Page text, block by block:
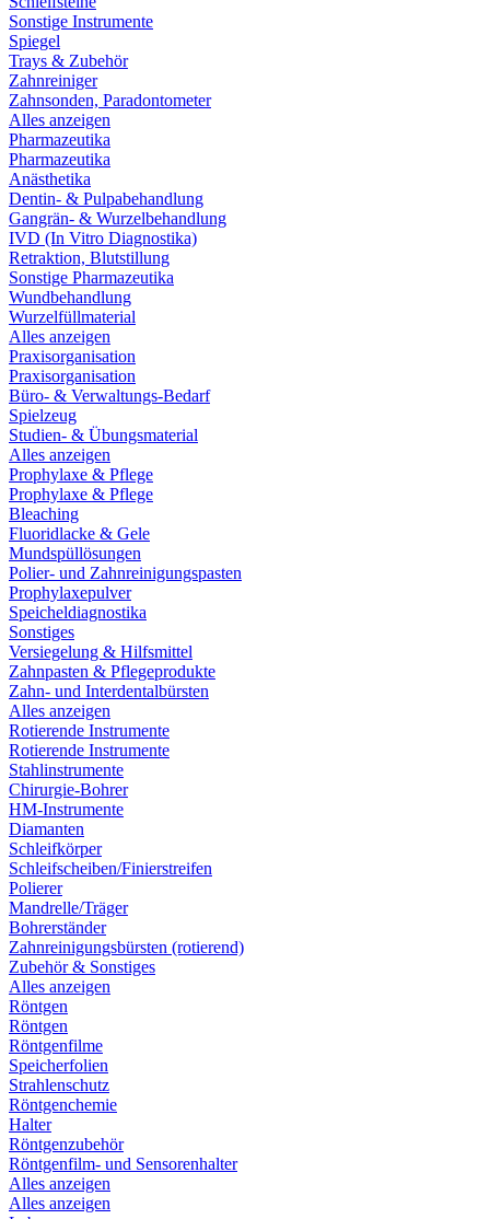
Sonstige Instrumente
Spiegel
Trays & Zubehör
Zahnreiniger
Zahnsonden, Paradontometer
Alles anzeigen
Pharmazeutika
Pharmazeutika
Anästhetika
Dentin- & Pulpabehandlung
Gangrän- & Wurzelbehandlung
IVD (In Vitro Diagnostika)
Retraktion, Blutstillung
Sonstige Pharmazeutika
Wundbehandlung
Wurzelfüllmaterial
Alles anzeigen
Praxisorganisation
Praxisorganisation
Büro- & Verwaltungs-Bedarf
Spielzeug
Studien- & Übungsmaterial
Alles anzeigen
Prophylaxe & Pflege
Prophylaxe & Pflege
Bleaching
Fluoridlacke & Gele
Mundspüllösungen
Polier- und Zahnreinigungspasten
Prophylaxepulver
Speicheldiagnostika
Sonstiges
Versiegelung & Hilfsmittel
Zahnpasten & Pflegeprodukte
Zahn- und Interdentalbürsten
Alles anzeigen
Rotierende Instrumente
Rotierende Instrumente
Stahlinstrumente
Chirurgie-Bohrer
HM-Instrumente
Diamanten
Schleifkörper
Schleifscheiben/Finierstreifen
Polierer
Mandrelle/Träger
Bohrerständer
Zahnreinigungsbürsten (rotierend)
Zubehör & Sonstiges
Alles anzeigen
Röntgen
Röntgen
Röntgenfilme
Speicherfolien
Strahlenschutz
Röntgenchemie
Halter
Röntgenzubehör
Röntgenfilm- und Sensorenhalter
Alles anzeigen
Alles anzeigen